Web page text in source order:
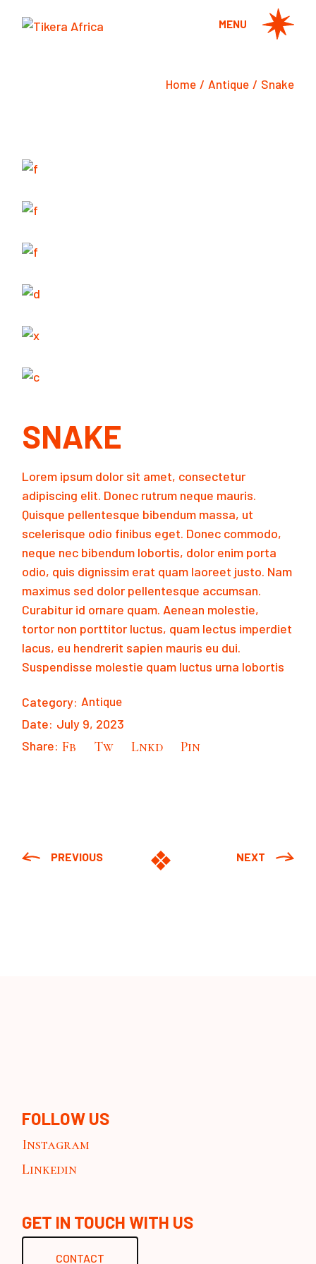
MENU
Home Antique Snake
SNAKE
Lorem ipsum dolor sit amet, consectetur
adipiscing elit. Donec rutrum neque mauris.
Quisque pellentesque bibendum massa, ut
scelerisque odio finibus eget. Donec commodo,
neque nec bibendum lobortis, dolor enim porta
odio, quis dignissim erat quam laoreet justo. Nam
maximus sed dolor pellentesque accumsan.
Curabitur id ornare quam. Aenean molestie,
tortor non porttitor luctus, quam lectus imperdiet
lacus, eu hendrerit sapien mauris eu dui.
Suspendisse molestie quam luctus urna lobortis
Category: Antique
Date: July 9, 2023
Share: Fb Tw Lnkd Pin
PREVIOUS NEXT
FOLLOW US
Instagram
Linkedin
GET IN TOUCH WITH US
CONTACT